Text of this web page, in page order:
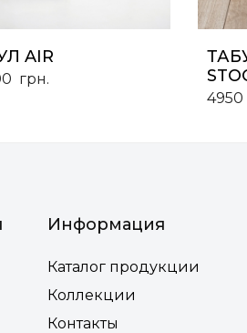
AIR
грн.
4950
Информация
Каталог продукции
Коллекции
Контакты